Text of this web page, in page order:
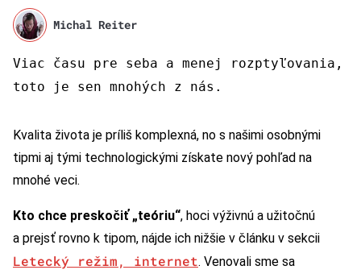
Michal Reiter
Viac času pre seba a menej rozptyľovania,
toto je sen mnohých z nás.
Kvalita života je príliš komplexná, no s našimi osobnými
tipmi aj tými technologickými získate nový pohľad na
mnohé veci.
Kto chce preskočiť „teóriu“, hoci výživnú a užitočnú
a prejsť rovno k tipom, nájde ich nižšie v článku v sekcii
Letecký režim, internet. Venovali sme sa